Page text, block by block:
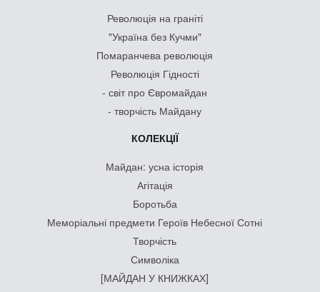
Революція на граніті
"Україна без Кучми"
Помаранчева революція
Революція Гідності
- світ про Євромайдан
- творчість Майдану
КОЛЕКЦІЇ
Майдан: усна історія
Агітація
Боротьба
Меморіальні предмети Героїв Небесної Сотні
Творчість
Символіка
[МАЙДАН У КНИЖКАХ]